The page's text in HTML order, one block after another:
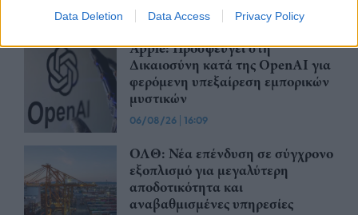
Data Deletion Data Access Privacy Policy
Apple: Προσφεύγει στη
Δικαιοσύνη κατά της OpenAI για
φερόμενη υπεξαίρεση εμπορικών
μυστικών
06/08/26 | 16:09
ΟΛΘ: Νέα επένδυση σε σύγχρονο
εξοπλισμό για μεγαλύτερη
αποδοτικότητα και
αναβαθμισμένες υπηρεσίες